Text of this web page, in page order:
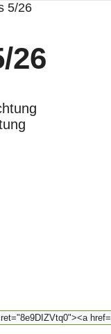
5/26
26